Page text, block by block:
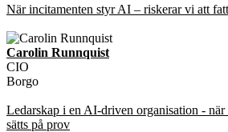
När incitamenten styr AI – riskerar vi att
Carolin Runnquist
CIO
Borgo
Ledarskap i en AI-driven organisation -
sätts på prov